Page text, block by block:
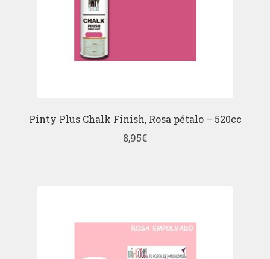
Pinty Plus Chalk Finish, Rosa pétalo – 520cc
8,95€